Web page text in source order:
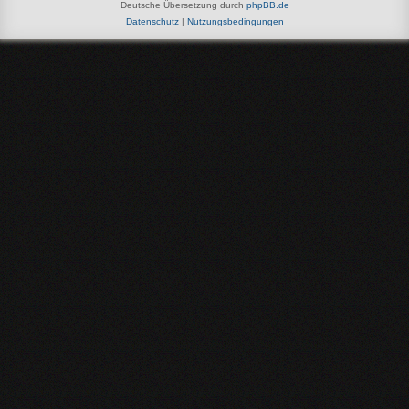
Deutsche Übersetzung durch phpBB.de
Datenschutz| Nutzungsbedingungen